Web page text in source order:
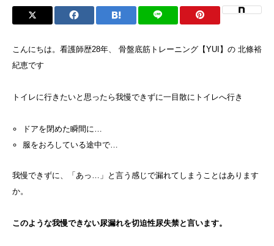
こんにちは。看護師歴28年、 骨盤底筋トレーニング【YUI】の 北條裕
紀恵です
トイレに行きたいと思ったら我慢できずに一目散にトイレへ行き
ドアを閉めた瞬間に…
服をおろしている途中で…
我慢できずに、「あっ…」と言う感じで漏れてしまうことはあります
か。
このような我慢できない尿漏れを切迫性尿失禁と言います。